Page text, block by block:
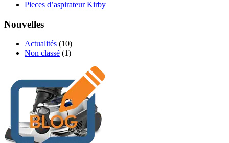
Pieces d’aspirateur Kirby
Nouvelles
Actualités (10)
Non classé (1)